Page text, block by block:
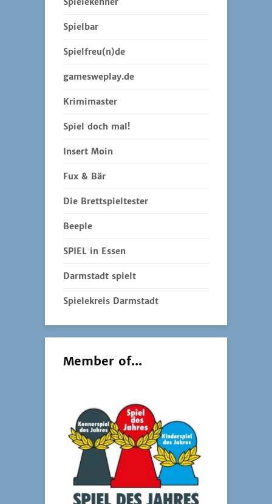
Spielbar
Spielfreu(n)de
gamesweplay.de
Krimimaster
Spiel doch mal!
Insert Moin
Fux & Bär
Die Brettspieltester
Beeple
SPIEL in Essen
Darmstadt spielt
Spielekreis Darmstadt
Member of...